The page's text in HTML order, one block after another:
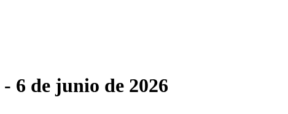
- 6 de junio de 2026